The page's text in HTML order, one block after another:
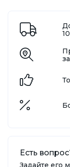
Есть
Задайте его